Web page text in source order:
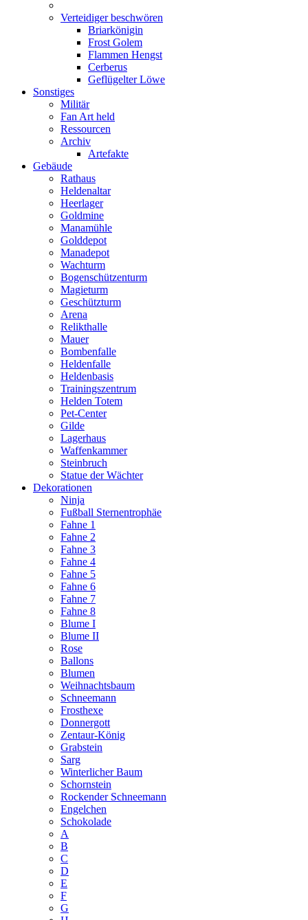
Verteidiger beschwören
Briarkönigin
Frost Golem
Flammen Hengst
Cerberus
Geflügelter Löwe
Sonstiges
Militär
Fan Art held
Ressourcen
Archiv
Artefakte
Gebäude
Rathaus
Heldenaltar
Heerlager
Goldmine
Manamühle
Golddepot
Manadepot
Wachturm
Bogenschützenturm
Magieturm
Geschützturm
Arena
Relikthalle
Mauer
Bombenfalle
Heldenfalle
Heldenbasis
Trainingszentrum
Helden Totem
Pet-Center
Gilde
Lagerhaus
Waffenkammer
Steinbruch
Statue der Wächter
Dekorationen
Ninja
Fußball Sternentrophäe
Fahne 1
Fahne 2
Fahne 3
Fahne 4
Fahne 5
Fahne 6
Fahne 7
Fahne 8
Blume I
Blume II
Rose
Ballons
Blumen
Weihnachtsbaum
Schneemann
Frosthexe
Donnergott
Zentaur-König
Grabstein
Sarg
Winterlicher Baum
Schornstein
Rockender Schneemann
Engelchen
Schokolade
A
B
C
D
E
F
G